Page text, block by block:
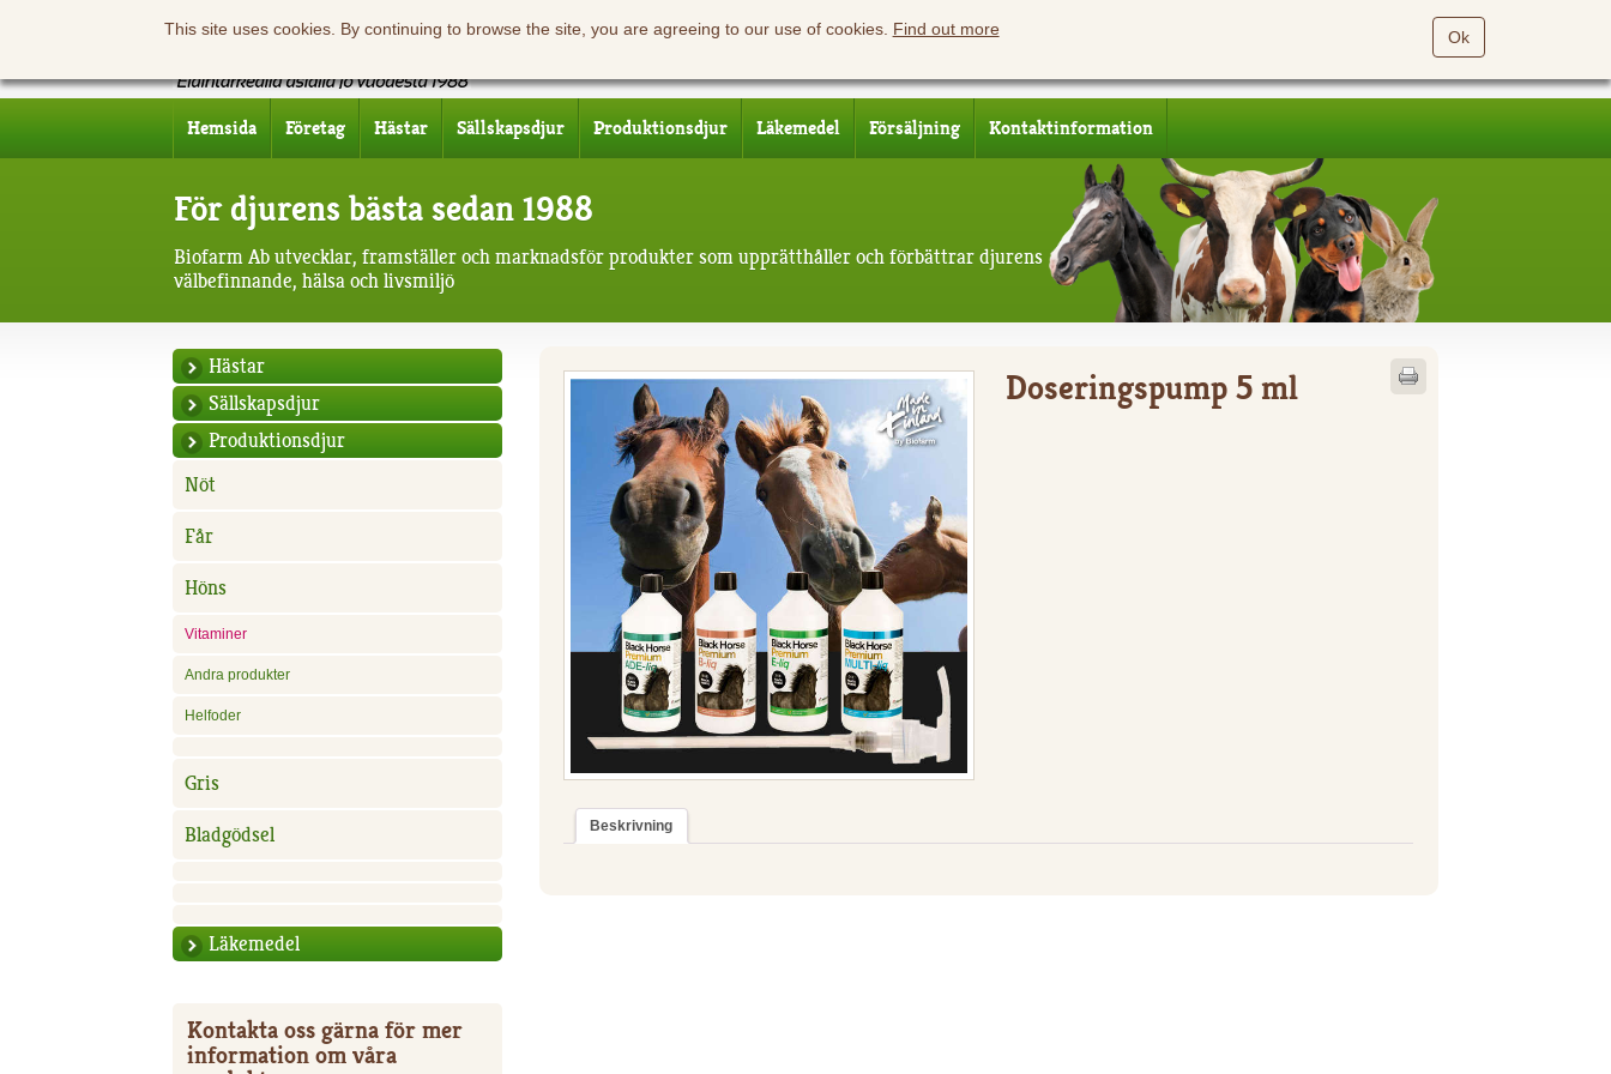
This site uses cookies. By continuing to browse the site, you are agreeing to our use of cookies. Find out more Ok
Hemsida Företag Hästar Sällskapsdjur Produktionsdjur Läkemedel Försäljning Kontaktinformation
För djurens bästa sedan 1988
Biofarm Ab utvecklar, framställer och marknadsför produkter som upprätthåller och förbättrar djurens
välbefinnande, hälsa och livsmiljö
Hästar
Sällskapsdjur
Produktionsdjur
Nöt
Får
Höns
Vitaminer
Andra produkter
Helfoder
Gris
Bladgödsel
Läkemedel
Doseringspump 5 ml
Beskrivning
Kontakta oss gärna för mer
information om våra